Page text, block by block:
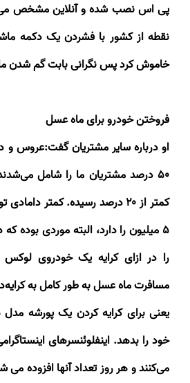
پی اس نصب شده و آنلاین مشخص
نقطه از کشور با فشردن یک دکمه
خاموش کرد پس نگرانی بابت گم شدن
فروختن خودرو برای ماه عسل
او درباره سایر مشتریان گفت:عروس و
۵۰ درصد مشتریان ما را شامل
کمتر از۲۰درصد رسیده. کمتر دامادی
۵ میلیون را دارد، البته موردی بوده که
را در ازای کرایه یک خودروی
مسافرت ماه عسل به طور کامل به
یعنی برای کرایه کردن یک پورشه مدل
خود را بدهد. اینفلوئنسرهای
می‌کنند و هر روز تعداد آنها افزوده